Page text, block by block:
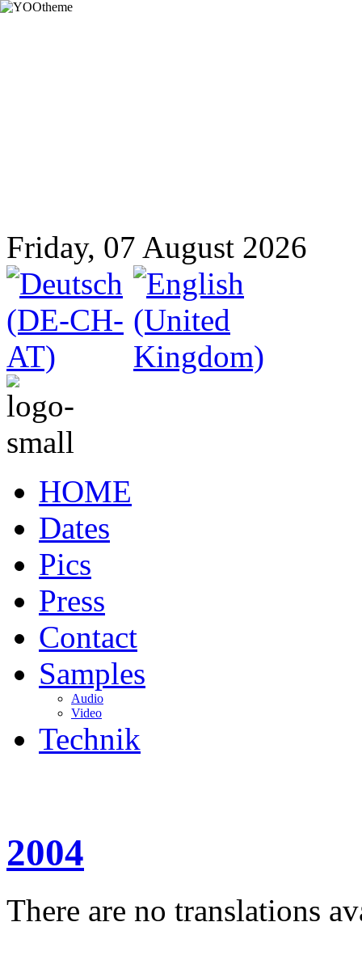
Friday, 07 August 2026
HOME
Dates
Pics
Press
Contact
Samples
Audio
Video
Technik
2004
There are no translations